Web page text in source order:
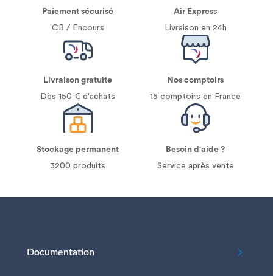
Paiement sécurisé
CB / Encours
Air Express
Livraison en 24h
Livraison gratuite
Dès 150 € d'achats
Nos comptoirs
15 comptoirs en France
Stockage permanent
3200 produits
Besoin d'aide ?
Service après vente
Documentation